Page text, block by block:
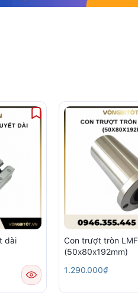
dài
Con trượt tròn
(50x80x192mm)
1.290.000₫